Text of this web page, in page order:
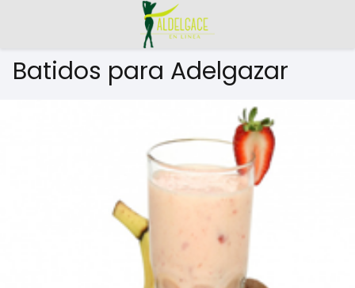
Batidos para Adelgazar